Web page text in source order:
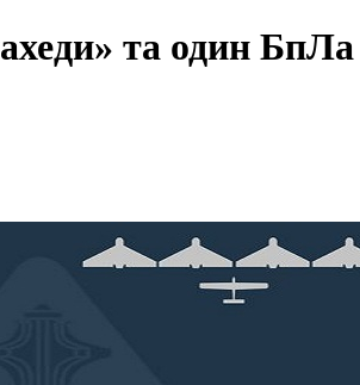
та один БпЛа